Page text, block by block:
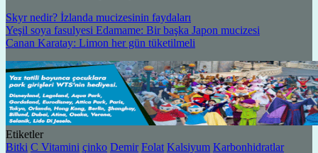
Skyr nedir? İzlanda mucizesinin faydaları
Yeşil soya fasulyesi Edamame: Bir başka Japon mucizesi
Canan Karatay: Limon her gün tüketilmeli
Etiketler
Bitki C Vitamini çinko Demir Folat Kalsiyum Karbonhidratlar